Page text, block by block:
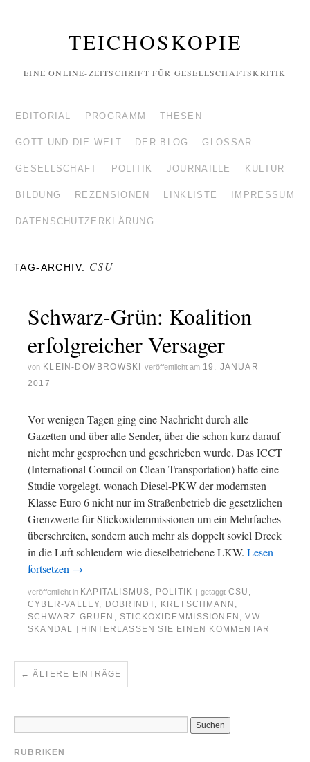
TEICHOSKOPIE
EINE ONLINE-ZEITSCHRIFT FÜR GESELLSCHAFTSKRITIK
EDITORIAL PROGRAMM THESEN
GOTT UND DIE WELT – DER BLOG GLOSSAR
GESELLSCHAFT POLITIK JOURNAILLE KULTUR
BILDUNG REZENSIONEN LINKLISTE IMPRESSUM
DATENSCHUTZERKLÄRUNG
TAG-ARCHIV: CSU
Schwarz-Grün: Koalition
erfolgreicher Versager
von KLEIN-DOMBROWSKI veröffentlicht am 19. JANUAR
2017
Vor wenigen Tagen ging eine Nachricht durch alle
Gazetten und über alle Sender, über die schon kurz darauf
nicht mehr gesprochen und geschrieben wurde. Das ICCT
(International Council on Clean Transportation) hatte eine
Studie vorgelegt, wonach Diesel-PKW der modernsten
Klasse Euro 6 nicht nur im Straßenbetrieb die gesetzlichen
Grenzwerte für Stickoxidemmissionen um ein Mehrfaches
überschreiten, sondern auch mehr als doppelt soviel Dreck
in die Luft schleudern wie dieselbetriebene LKW. Lesen
fortsetzen →
veröffentlicht in KAPITALISMUS, POLITIK | getaggt CSU ,
CYBER-VALLEY, DOBRINDT, KRETSCHMANN ,
SCHWARZ-GRUEN , STICKOXIDEMMISSIONEN ,VW-
SKANDAL | HINTERLASSEN SIE EINEN KOMMENTAR
← ÄLTERE EINTRÄGE
RUBRIKEN